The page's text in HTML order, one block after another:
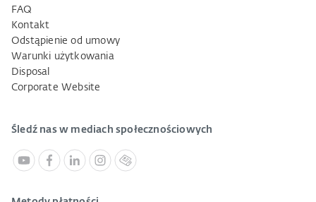
FAQ
Kontakt
Odstąpienie od umowy
Warunki użytkowania
Disposal
Corporate Website
Śledź nas w mediach społecznościowych